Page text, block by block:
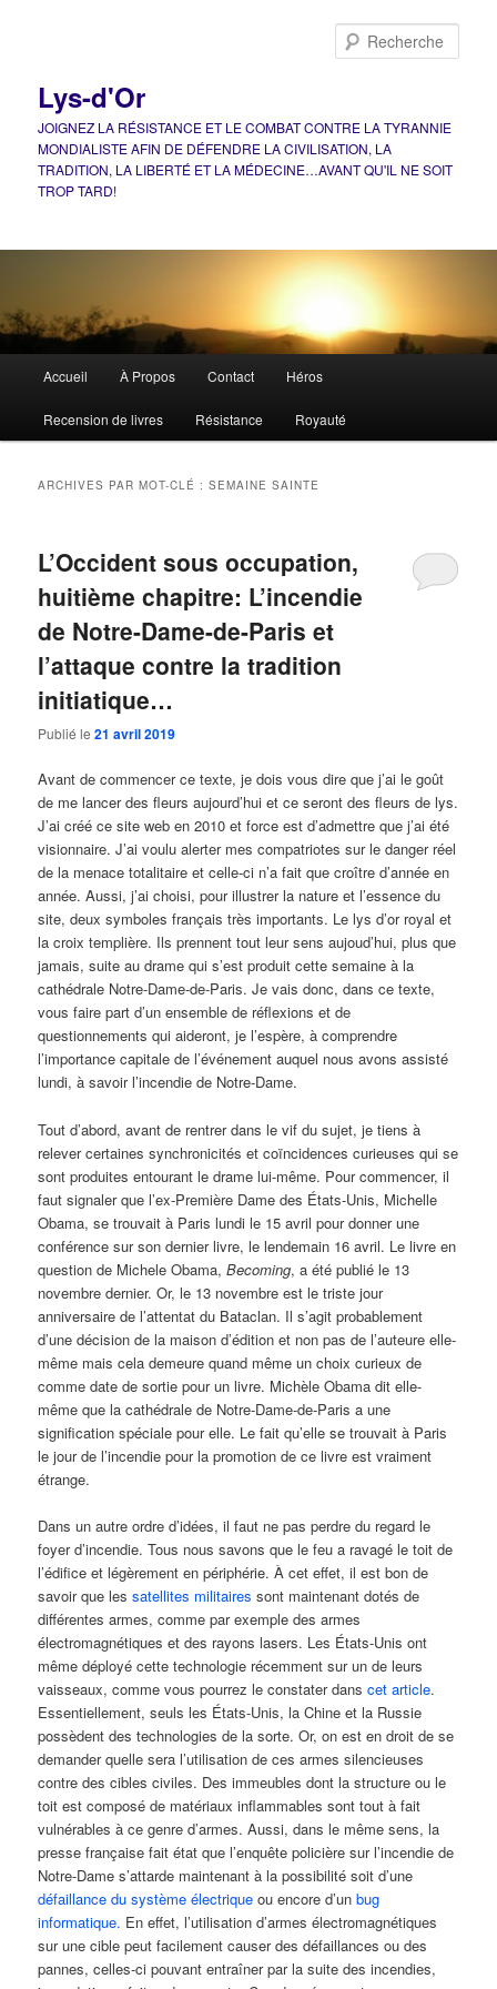
Lys-d'Or
JOIGNEZ LA RÉSISTANCE ET LE COMBAT CONTRE LA TYRANNIE
MONDIALISTE AFIN DE DÉFENDRE LA CIVILISATION, LA
TRADITION, LA LIBERTÉ ET LA MÉDECINE…AVANT QU'IL NE SOIT
TROP TARD!
principal
Accueil À Propos Contact Héros
Recension de livres Résistance Royauté
ARCHIVES PAR MOT-CLÉ :SEMAINE SAINTE
L’Occident sous occupation,
huitième chapitre: L’incendie
de Notre-Dame-de-Paris et
l’attaque contre la tradition
initiatique…
Publié le21 avril 2019
Avant de commencer ce texte, je dois vous dire que j’ai le goût
de me lancer des fleurs aujourd’hui et ce seront des fleurs de lys.
J’ai créé ce site web en 2010 et force est d’admettre que j’ai été
visionnaire. J’ai voulu alerter mes compatriotes sur le danger réel
de la menace totalitaire et celle-ci n’a fait que croître d’année en
année. Aussi, j’ai choisi, pour illustrer la nature et l’essence du
site, deux symboles français très importants. Le lys d’or royal et
la croix templière. Ils prennent tout leur sens aujoud’hui, plus que
jamais, suite au drame qui s’est produit cette semaine à la
cathédrale Notre-Dame-de-Paris. Je vais donc, dans ce texte,
vous faire part d’un ensemble de réflexions et de
questionnements qui aideront, je l’espère, à comprendre
l’importance capitale de l’événement auquel nous avons assisté
lundi, à savoir l’incendie de Notre-Dame.
Tout d’abord, avant de rentrer dans le vif du sujet, je tiens à
relever certaines synchronicités et coïncidences curieuses qui se
sont produites entourant le drame lui-même. Pour commencer, il
faut signaler que l’ex-Première Dame des États-Unis, Michelle
Obama, se trouvait à Paris lundi le 15 avril pour donner une
conférence sur son dernier livre, le lendemain 16 avril. Le livre en
question de Michele Obama,Becoming, a été publié le 13
novembre dernier. Or, le 13 novembre est le triste jour
anniversaire de l’attentat du Bataclan. Il s’agit probablement
d’une décision de la maison d’édition et non pas de l’auteure elle-
même mais cela demeure quand même un choix curieux de
comme date de sortie pour un livre. Michèle Obama dit elle-
même que la cathédrale de Notre-Dame-de-Paris a une
signification spéciale pour elle. Le fait qu’elle se trouvait à Paris
le jour de l’incendie pour la promotion de ce livre est vraiment
étrange.
Dans un autre ordre d’idées, il faut ne pas perdre du regard le
foyer d’incendie. Tous nous savons que le feu a ravagé le toit de
l’édifice et légèrement en périphérie. À cet effet, il est bon de
savoir que lessatellites militaires sont maintenant dotés de
différentes armes, comme par exemple des armes
électromagnétiques et des rayons lasers. Les États-Unis ont
même déployé cette technologie récemment sur un de leurs
vaisseaux, comme vous pourrez le constater danscet article.
Essentiellement, seuls les États-Unis, la Chine et la Russie
possèdent des technologies de la sorte. Or, on est en droit de se
demander quelle sera l’utilisation de ces armes silencieuses
contre des cibles civiles. Des immeubles dont la structure ou le
toit est composé de matériaux inflammables sont tout à fait
vulnérables à ce genre d’armes. Aussi, dans le même sens, la
presse française fait état que l’enquête policière sur l’incendie de
Notre-Dame s’attarde maintenant à la possibilité soit d’une
défaillance du système électrique ou encore d’unbug
informatique. En effet, l’utilisation d’armes électromagnétiques
sur une cible peut facilement causer des défaillances ou des
pannes, celles-ci pouvant entraîner par la suite des incendies,